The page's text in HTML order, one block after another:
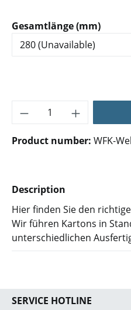
Select
Gesamtlänge (mm)
Product Quantity:
Product number: WFK-
Description
Hier finden Sie den
Wir führen Kartons in
unterschiedlichen
SERVICE HOTLINE